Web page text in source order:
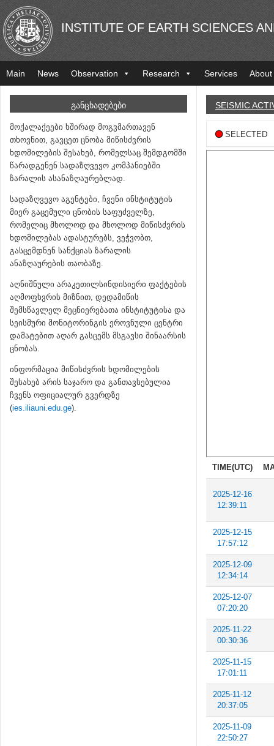
INSTITUTE OF EARTH SCIENCES
Main News Observation Research Services About
ᲒᲐᲜᲪᲮᲐᲓᲔᲑᲔᲑᲘ
მოქალაქეები ხშირად მოგვმართავენ
თხოვნით, გავცეთ ცნობა მიწისძვრის
ხდომილების შესახებ, რომელსაც შემდგომში
წარადგენენ სადაზღვევო კომპანიებში
ზარალის ასანაზღაურებლად.
სადაზღვევო აგენტები, ჩვენი ინსტიტუტის
მიერ გაცემული ცნობის საფუძველზე,
რომელიც მხოლოდ და მხოლოდ მიწისძვრის
ხდომილებას ადასტურებს, ვეჭვობთ,
გასცემდნენ სანქციას ზარალის
ანაზღაურების თაობაზე.
აღნიშნული არაკეთილსინდისიერი ფაქტების
აღმოფხვრის მიზნით, დედამიწის
შემსწავლელ მეცნიერებათა ინსტიტუტისა და
სეისმური მონიტორინგის ეროვნული ცენტრი
დამატებით აღარ გასცემს მსგავსი შინაარსის
ცნობას.
ინფორმაცია მიწისძვრის ხდომილების
შესახებ არის საჯარო და განთავსებულია
ჩვენს ოფიციალურ გვერდზე
(ies.iliauni.edu.ge).
SEISMIC
SELECTED
TIME(UTC)
2025-12-16
12:39:11
2025-12-15
17:57:12
2025-12-09
12:34:14
2025-12-07
07:20:20
2025-11-22
00:30:36
2025-11-15
17:01:11
2025-11-12
20:37:05
2025-11-09
22:50:27